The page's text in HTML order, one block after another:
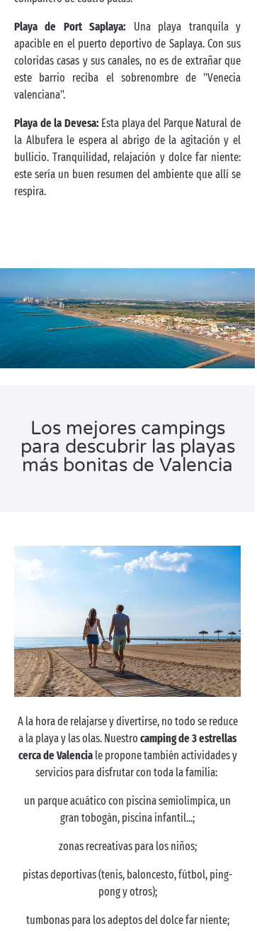
Playa de Port Saplaya: Una playa tranquila y
apacible en el puerto deportivo de Saplaya. Con sus
coloridas casas y sus canales, no es de extrañar que
este barrio reciba el sobrenombre de "Venecia
valenciana".
Playa de la Devesa: Esta playa del Parque Natural de
la Albufera le espera al abrigo de la agitación y el
bullicio. Tranquilidad, relajación y dolce far niente:
este sería un buen resumen del ambiente que allí se
respira.
Los mejores campings
para descubrir las playas
más bonitas de Valencia
A la hora de relajarse y divertirse, no todo se reduce
a la playa y las olas. Nuestro camping de 3 estrellas
cerca de Valenciale propone también actividades y
servicios para disfrutar con toda la familia:
un parque acuático con piscina semiolímpica, un
gran tobogán, piscina infantil...;
zonas recreativas para los niños;
pistas deportivas (tenis, baloncesto, fútbol, ping-
pong y otros);
tumbonas para los adeptos del dolce far niente;